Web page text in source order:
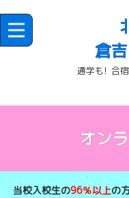
倉
通学も! 合
オン
当校入校生の96％以上の